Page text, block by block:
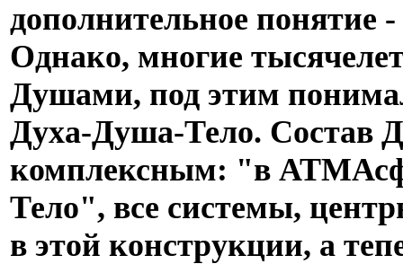
дополнительное понятие
Однако, многие
Душами, под этим
Духа-Душа-Тело. Состав
комплексным: "в
Тело", все системы,
в этой конструкции, а